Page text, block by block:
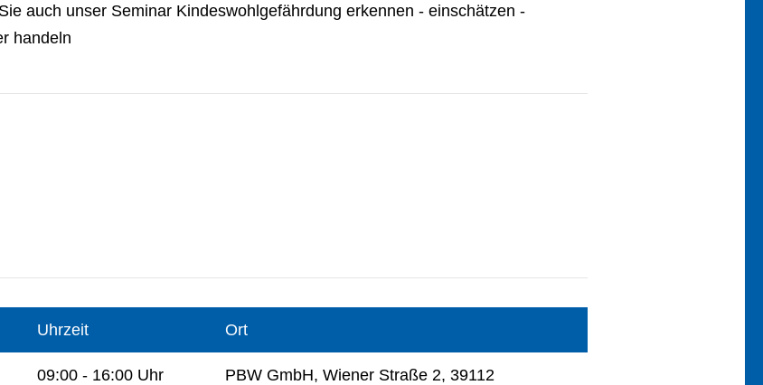
auch unser Seminar Kindeswohlgefährdung erkennen - einschätzen -
handeln
Uhrzeit Ort
09:00 - 16:00 Uhr
PBW GmbH, Wiener Straße 2, 39112